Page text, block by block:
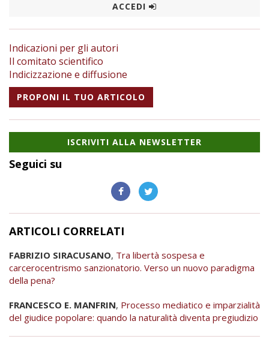
ACCEDI
Indicazioni per gli autori
Il comitato scientifico
Indicizzazione e diffusione
PROPONI IL TUO ARTICOLO
ISCRIVITI ALLA NEWSLETTER
Seguici su
ARTICOLI CORRELATI
FABRIZIO SIRACUSANO, Tra libertà sospesa e
carcerocentrismo sanzionatorio. Verso un nuovo paradigma
della pena?
FRANCESCO E. MANFRIN, Processo mediatico e imparzialità
del giudice popolare: quando la naturalità diventa pregiudizio